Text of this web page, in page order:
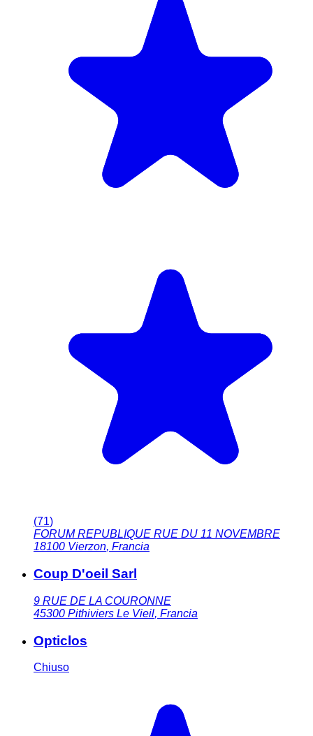
(71)
FORUM REPUBLIQUE RUE DU 11 NOVEMBRE
18100 Vierzon, Francia
Coup D'oeil Sarl
9 RUE DE LA COURONNE
45300 Pithiviers Le Vieil, Francia
Opticlos
Chiuso